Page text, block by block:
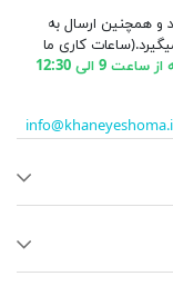
و همچنین ارسال به
کاری ما
9 الی 12:30